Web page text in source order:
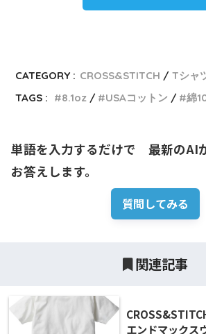
CATEGORY : CROSS&STITCH Tシャ
TAGS :
8.1oz USAコットン 綿
単語を入力するだけで　最新のAI
お答えします。
質問してみる
関連記事
エンドマックス